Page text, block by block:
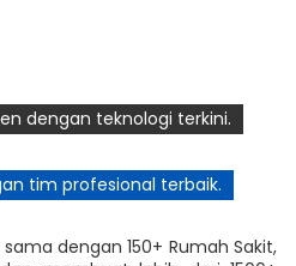
dengan teknologi terkini.
tim profesional terbaik.
dengan 150+ Rumah Sakit,